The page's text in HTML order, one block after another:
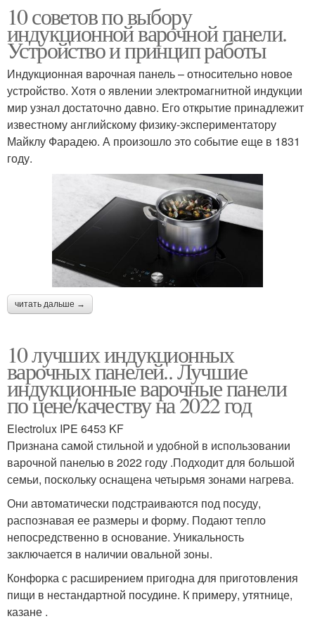
10 советов по выбору
индукционной варочной панели.
Устройство и принцип работы
Индукционная варочная панель – относительно новое
устройство. Хотя о явлении электромагнитной индукции
мир узнал достаточно давно. Его открытие принадлежит
известному английскому физику-экспериментатору
Майклу Фарадею. А произошло это событие еще в 1831
году.
читать дальше →
10 лучших индукционных
варочных панелей.. Лучшие
индукционные варочные панели
по цене/качеству на 2022 год
Electrolux IPE 6453 KF
Признана самой стильной и удобной в использовании
варочной панелью в 2022 году .Подходит для большой
семьи, поскольку оснащена четырьмя зонами нагрева.
Они автоматически подстраиваются под посуду,
распознавая ее размеры и форму. Подают тепло
непосредственно в основание. Уникальность
заключается в наличии овальной зоны.
Конфорка с расширением пригодна для приготовления
пищи в нестандартной посудине. К примеру, утятнице,
казане .